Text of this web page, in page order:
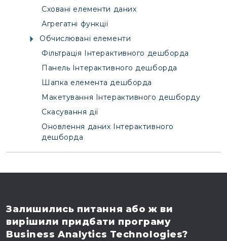
Сховані елементи даних
Агрегатні функції
Обчислювані елементи
Фільтрація Інтерактивного дешборда
Панель Інтерактивного дешборда
Шапка елемента дешборда
Макетування Інтерактивного дешборду
Скасування дії
Оновлення даних Інтерактивного
дешборда
Залишились питання або ж ви
вирішили придбати програму
Business Analytics Technologies?